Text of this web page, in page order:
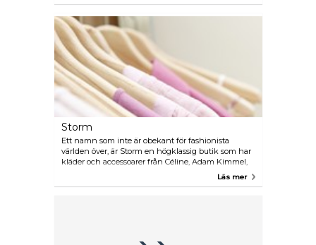
Storm
Ett namn som inte är obekant för fashionista
världen över, är Storm en högklassig butik som har
kläder och accessoarer från Céline, Adam Kimmel,
Maison Kitsuné, Comme des Garçons, Peter Pilotto,
Läs mer